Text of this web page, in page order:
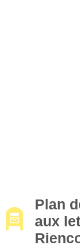
Plan
aux